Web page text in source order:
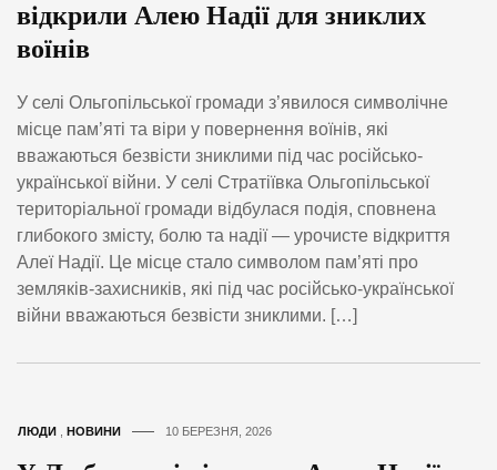
відкрили Алею Надії для зниклих
воїнів
У селі Ольгопільської громади з’явилося символічне
місце пам’яті та віри у повернення воїнів, які
вважаються безвісти зниклими під час російсько-
української війни. У селі Стратіївка Ольгопільської
територіальної громади відбулася подія, сповнена
глибокого змісту, болю та надії — урочисте відкриття
Алеї Надії. Це місце стало символом пам’яті про
земляків-захисників, які під час російсько-української
війни вважаються безвісти зниклими. […]
ЛЮДИ НОВИНИ 10 БЕРЕЗНЯ, 2026